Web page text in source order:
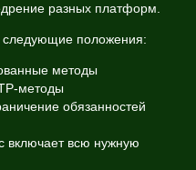
разных платформ.
положения:
методы
методы
обязанностей
включает всю нужную